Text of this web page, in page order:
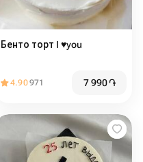
Бенто торт I ♥️you
4.90971 7 990֏